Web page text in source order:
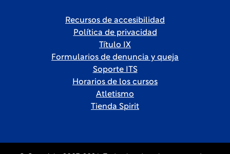
Recursos de accesibilidad
Política de privacidad
Título IX
Formularios de denuncia y queja
Soporte ITS
Horarios de los cursos
Atletismo
Tienda Spirit